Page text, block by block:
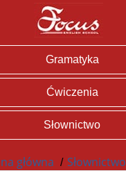
Gramatyka
Ćwiczenia
Słownictwo
główna / Słownictwo